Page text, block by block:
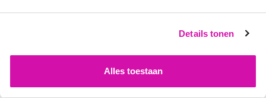
Details tonen
Alles toestaan